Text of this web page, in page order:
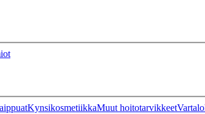
KynsikosmetiikkaMuut hoitotarvikkeet